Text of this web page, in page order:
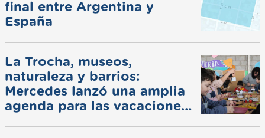
final entre Argentina y
España
La Trocha, museos,
naturaleza y barrios:
Mercedes lanzó una amplia
agenda para las vacaciones